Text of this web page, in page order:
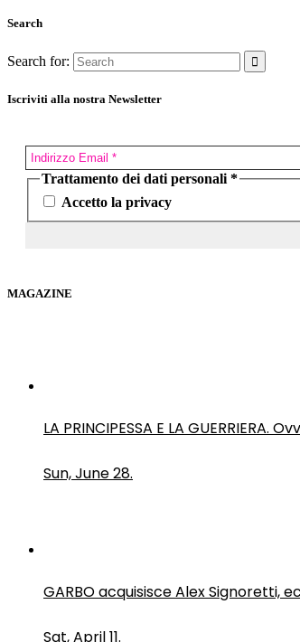
Search
Search for:
Iscriviti alla nostra Newsletter
Trattamento dei dati personali *
Accetto la privacy
MAGAZINE
LA PRINCIPESSA E LA
Sun, June 28.
GARBO acquisisce Alex Signoretti,
Sat, April 11.